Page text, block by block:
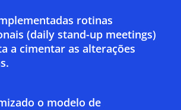
rotinas
(daily stand-up meetings)
a cimentar as alterações
o modelo de